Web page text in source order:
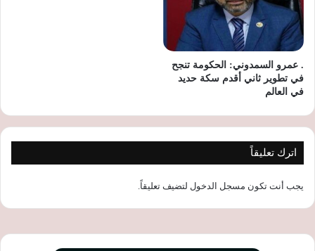
. عمرو السمدوني: الحكومة تنجح
في تطوير ثاني أقدم سكة حديد
في العالم
اترك تعليقاً
يجب أنت تكون مسجل الدخول لتضيف تعليقاً.